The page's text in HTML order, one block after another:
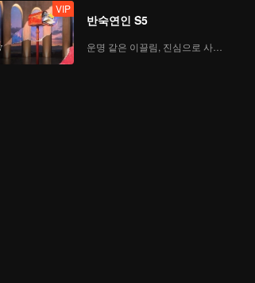
VIP
반숙연인 S5
운명 같은 이끌림, 진심으로 사랑하다